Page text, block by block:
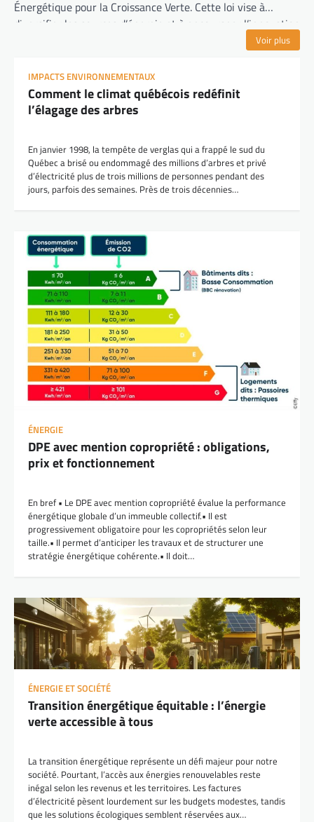
Énergétique pour la Croissance Verte. Cette loi vise à
diversifier les sources d’énergie et à encourager l’innovation
Voir plus
IMPACTS ENVIRONNEMENTAUX
Comment le climat québécois redéfinit
l’élagage des arbres
En janvier 1998, la tempête de verglas qui a frappé le sud du
Québec a brisé ou endommagé des millions d’arbres et privé
d’électricité plus de trois millions de personnes pendant des
jours, parfois des semaines. Près de trois décennies…
ÉNERGIE
DPE avec mention copropriété : obligations,
prix et fonctionnement
En bref • Le DPE avec mention copropriété évalue la performance
énergétique globale d’un immeuble collectif.• Il est
progressivement obligatoire pour les copropriétés selon leur
taille.• Il permet d’anticiper les travaux et de structurer une
stratégie énergétique cohérente.• Il doit…
ÉNERGIE ET SOCIÉTÉ
Transition énergétique équitable : l’énergie
verte accessible à tous
La transition énergétique représente un défi majeur pour notre
société. Pourtant, l’accès aux énergies renouvelables reste
inégal selon les revenus et les territoires. Les factures
d’électricité pèsent lourdement sur les budgets modestes, tandis
que les solutions écologiques semblent réservées aux…